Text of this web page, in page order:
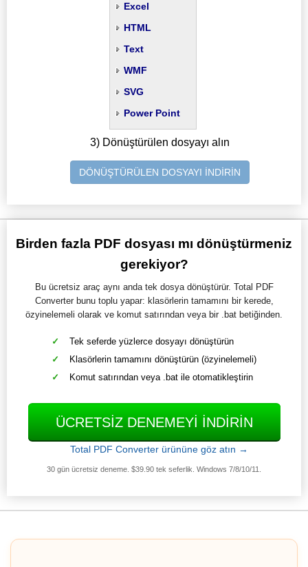
Excel
HTML
Text
WMF
SVG
Power Point
3) Dönüştürülen dosyayı alın
DÖNÜŞTÜRÜLEN DOSYAYI İNDİRİN
Birden fazla PDF dosyası mı dönüştürmeniz
gerekiyor?
Bu ücretsiz araç aynı anda tek dosya dönüştürür. Total PDF
Converter bunu toplu yapar: klasörlerin tamamını bir kerede,
özyinelemeli olarak ve komut satırından veya bir .bat betiğinden.
Tek seferde yüzlerce dosyayı dönüştürün
Klasörlerin tamamını dönüştürün (özyinelemeli)
Komut satırından veya .bat ile otomatikleştirin
ÜCRETSIZ DENEMEYI INDIRIN
Total PDF Converter ürününe göz atın →
30 gün ücretsiz deneme. $39.90 tek seferlik. Windows 7/8/10/11.